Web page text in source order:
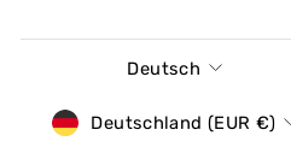
Sprache
Deutsch
Währung
Deutschland (EUR €)